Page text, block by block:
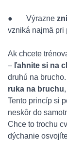
● Výrazne
vzniká najmä pri
Ak chcete
– ľahnite si na
druhú na
ruka na bruchu
Tento princíp si
neskôr do
Chce to trochu
dýchanie